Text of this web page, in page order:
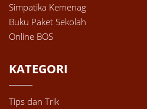
Simpatika Kemenag
Buku Paket Sekolah
Online BOS
KATEGORI
Tips dan Trik